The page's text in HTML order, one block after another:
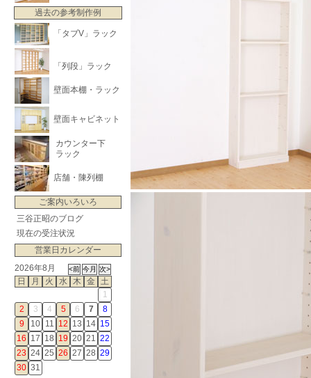
過去の参考制作例
「タブV」ラック
「列段」ラック
壁面本棚・ラック
壁面キャビネット
カウンター下
ラック
店舗・陳列棚
ご案内いろいろ
三谷正昭のブログ
現在の受注状況
営業日カレンダー
2026年8月
日
月 火 水 木 金
土
1
2
3 4 5 6 7
8
9
10 11 12 13 14 15
16 17 18 19 20 21 22
23 24 25 26 27 28 29
30 31